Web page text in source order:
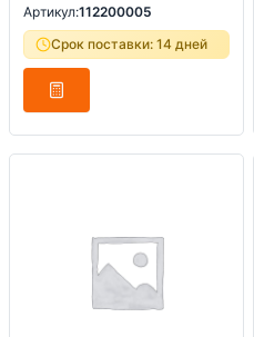
Артикул:112200005
Срок поставки: 14 дней